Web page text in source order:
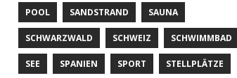
POOL SANDSTRAND SAUNA
SCHWARZWALD SCHWEIZ SCHWIMMBAD
SEE SPANIEN SPORT STELLPLÄTZE